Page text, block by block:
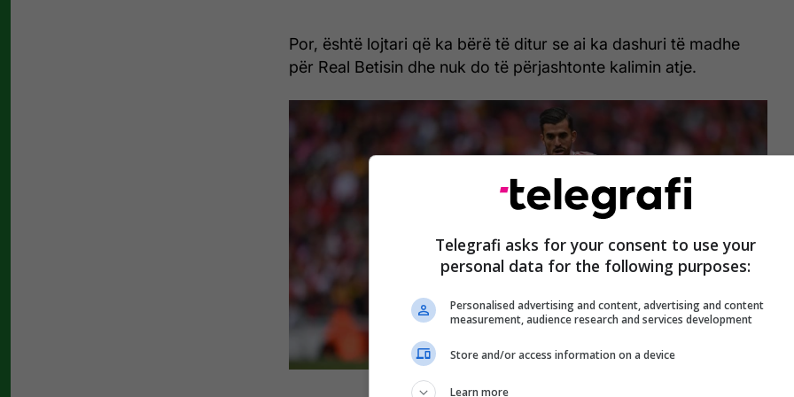
Por, është lojtari që ka bërë të ditur se ai ka dashuri të madhe
për Real Betisin dhe nuk do të përjashtonte kalimin atje.
Telegrafi asks for your consent to use your
personal data for the following purposes:
Personalised advertising and content, advertising and content
measurement, audience research and services development
Store and/or access information on a device
Learn more